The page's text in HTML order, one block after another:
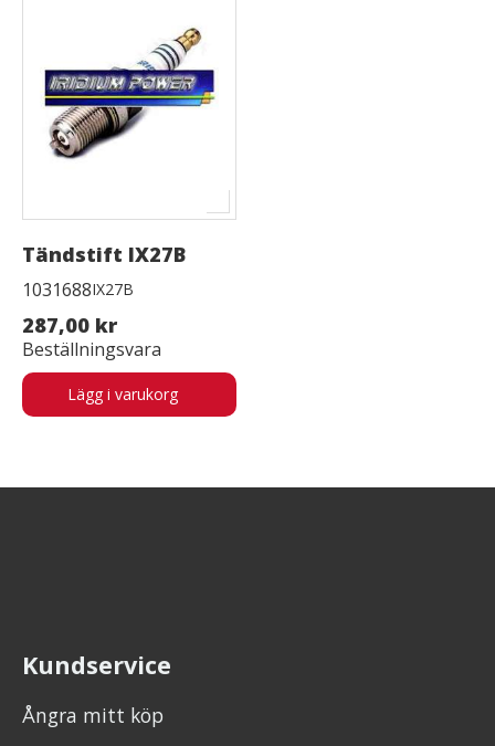
Tändstift IX27B
1031688IX27B
287,00 kr
Beställningsvara
Lägg i varukorg
Kundservice
Ångra mitt köp